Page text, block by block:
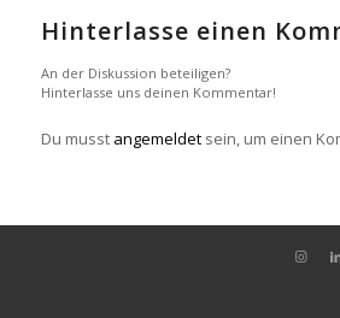
Hinterlasse einen
An der Diskussion beteiligen?
Hinterlasse uns deinen Kommentar!
Du musst angemeldetsein, um einen